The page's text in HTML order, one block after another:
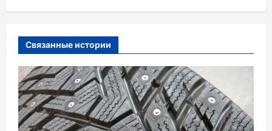
а
я
з
а
п
Связанные истории